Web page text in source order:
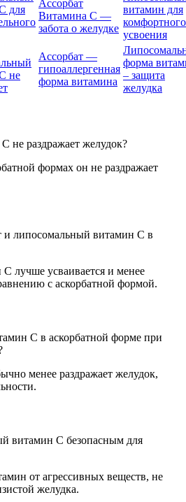
для
Ассорбат
Витамина С —
забота о желудке
витамин для
комфортного
усвоения
не
Ассорбат —
гипоаллергенная
форма витамина
форма
– защита
желудка
не раздражает желудок?
формах он не раздражает
и липосомальный витамин С в
лучше усваивается и менее
с аскорбатной формой.
С в аскорбатной форме при
менее раздражает желудок,
витамин С безопасным для
от агрессивных веществ, не
желудка.